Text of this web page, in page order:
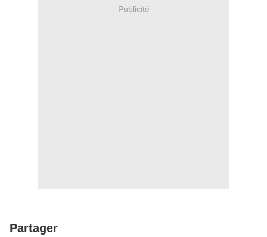
Publicité
Partager